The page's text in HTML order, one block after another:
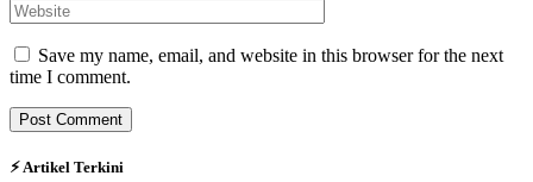
Save my name, email, and website in this browser for the next
time I comment.
⚡︎ Artikel Terkini